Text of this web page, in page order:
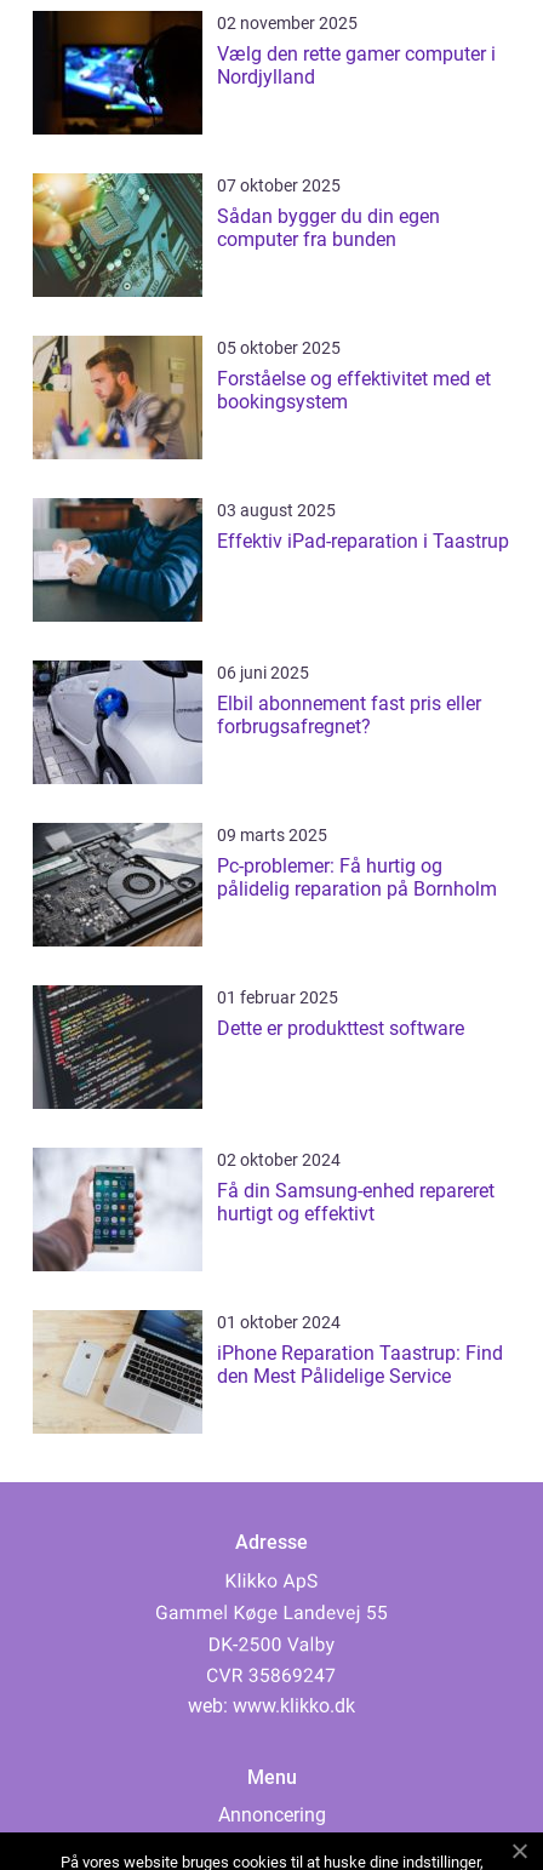
02 november 2025
Vælg den rette gamer computer i
Nordjylland
07 oktober 2025
Sådan bygger du din egen
computer fra bunden
05 oktober 2025
Forståelse og effektivitet med et
bookingsystem
03 august 2025
Effektiv iPad-reparation i Taastrup
06 juni 2025
Elbil abonnement fast pris eller
forbrugsafregnet?
09 marts 2025
Pc-problemer: Få hurtig og
pålidelig reparation på Bornholm
01 februar 2025
Dette er produkttest software
02 oktober 2024
Få din Samsung-enhed repareret
hurtigt og effektivt
01 oktober 2024
iPhone Reparation Taastrup: Find
den Mest Pålidelige Service
Adresse
web: www.klikko.dk
Menu
Annoncering
På vores website bruges cookies til at huske dine indstillinger,